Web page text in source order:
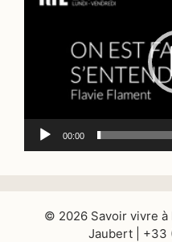
00:00
© 2026 Savoir vivre à
Jaubert | +33